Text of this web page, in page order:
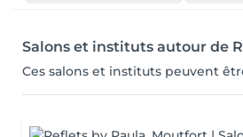
Salons et instituts autour de
Ces salons et instituts peuvent